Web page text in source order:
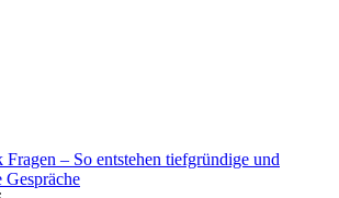
Fragen – So entstehen tiefgründige und
Gespräche